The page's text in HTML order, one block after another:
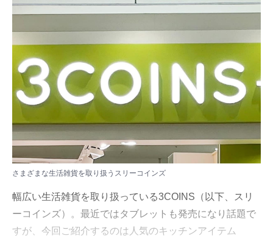
さまざまな生活雑貨を取り扱うスリーコインズ
幅広い生活雑貨を取り扱っている3COINS（以下、スリ
ーコインズ）。最近ではタブレットも発売になり話題で
すが、今回ご紹介するのは人気のキッチンアイテム